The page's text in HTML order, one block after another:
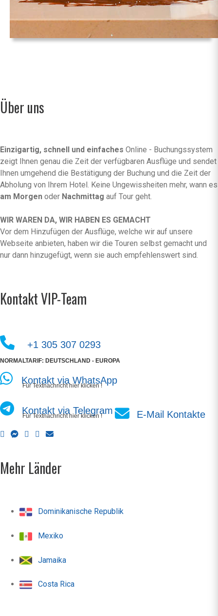
Über uns
Einzigartig, schnell und einfaches Online - Buchungssystem
zeigt Ihnen genau die Zeit der verfügbaren Ausflüge und sendet
Ihnen umgehend die Bestätigung der Buchung und die Zeit der
Abholung von Ihrem Hotel. Keine Ungewissheiten mehr, wann es
am Morgen oder Nachmittag auf Tour geht.
WIR WAREN DA, WIR HABEN ES GEMACHT
Vor dem Hinzufügen der Ausflüge, welche wir auf unsere
Webseite anbieten, haben wir die Touren selbst gemacht und
nur dann hinzugefügt, wenn sie auch empfehlenswert sind.
Kontakt VIP-Team
+1 305 307 0293
NORMALTARIF: DEUTSCHLAND - EUROPA
Kontakt via WhatsApp
Für Textnachricht hier klicken !
Kontakt via Telegram
Für Textnachricht hier klicken ! E-Mail Kontakte
Mehr Länder
Dominikanische Republik
Mexiko
Jamaika
Costa Rica